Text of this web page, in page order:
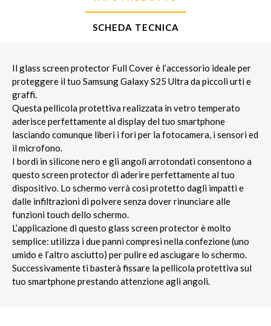
SCHEDA TECNICA
Il glass screen protector Full Cover è l’accessorio ideale per
proteggere il tuo Samsung Galaxy S25 Ultra da piccoli urti e
graffi.
Questa pellicola protettiva realizzata in vetro temperato
aderisce perfettamente al display del tuo smartphone
lasciando comunque liberi i fori per la fotocamera, i sensori ed
il microfono.
I bordi in silicone nero e gli angoli arrotondati consentono a
questo screen protector di aderire perfettamente al tuo
dispositivo. Lo schermo verrà così protetto dagli impatti e
dalle infiltrazioni di polvere senza dover rinunciare alle
funzioni touch dello schermo.
L’applicazione di questo glass screen protector è molto
semplice: utilizza i due panni compresi nella confezione (uno
umido e l’altro asciutto) per pulire ed asciugare lo schermo.
Successivamente ti basterà fissare la pellicola protettiva sul
tuo smartphone prestando attenzione agli angoli.